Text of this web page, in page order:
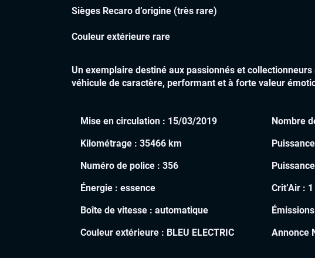
Sièges Recaro d’origine (très rare)
Couleur extérieure rare
Un exemplaire destiné aux passionnés et collectionneurs
véhicule de caractère, performant et à forte valeur
Mise en circulation : 15/03/2019
Kilométrage : 35466 km
Numéro de police : 356
Énergie : essence
Boîte de vitesse : automatique
Couleur extérieure : BLEU ELECTRIC
Nombre
Crit’Air : 1
Annonce